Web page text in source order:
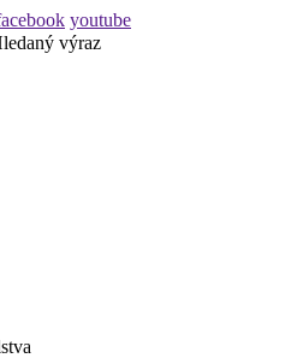
youtube
výraz